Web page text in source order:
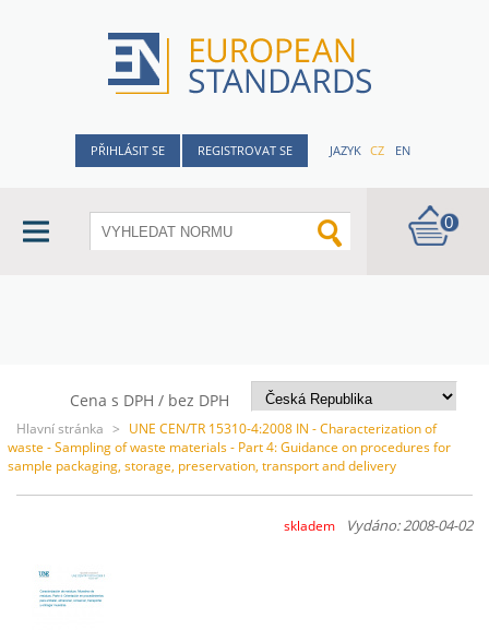
PŘIHLÁSIT SE REGISTROVAT SE JAZYK CZ EN
0
Cena s DPH / bez DPH
Hlavní stránka > UNE CEN/TR 15310-4:2008 IN - Characterization of
waste - Sampling of waste materials - Part 4: Guidance on procedures for
sample packaging, storage, preservation, transport and delivery
skladem Vydáno: 2008-04-02